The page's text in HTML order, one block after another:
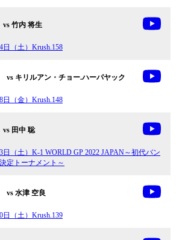
vs 竹内 将生
日（土）Krush.158
vs キリルアン・チョー.ハーパヤック
日（金）Krush.148
vs 田中 聡
日（土）K-1 WORLD GP 2022 JAPAN～初代バン
定トーナメント～
vs 水津 空良
日（土）Krush.139